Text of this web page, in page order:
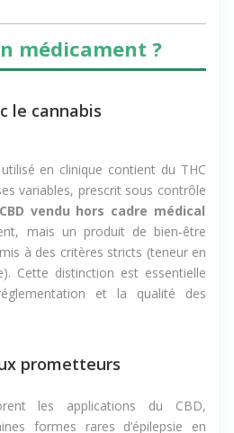
médicament ?
le cannabis
en clinique contient du THC
variables, prescrit sous contrôle
CBD vendu hors cadre médical
mais un produit de bien-être
à des critères stricts (teneur en
Cette distinction est essentielle
et la qualité des
les applications du CBD,